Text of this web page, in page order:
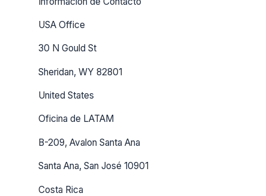
USA Office
30 N Gould St
Sheridan, WY 82801
United States
Oficina de LATAM
B-209, Avalon Santa Ana
Santa Ana, San José 10901
Costa Rica